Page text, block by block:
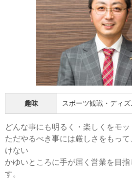
趣味 スポーツ観戦・ディズ
どんな事にも明るく・楽しくをモッ
ただやるべき事には厳しさをもっ
けない
かゆいところに手が届く営業を目指
す。